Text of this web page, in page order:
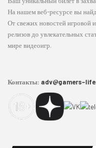
На нашем веб-ресурсе вы
От свежих новостей игровой
релизов до увлекательных
мире видеоигр.
Контакты: adv@gamers-